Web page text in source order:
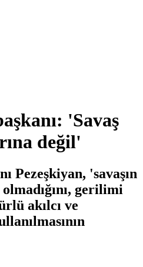
'Savaş
değil'
Pezeşkiyan, 'savaşın
gerilimi
akılcı ve